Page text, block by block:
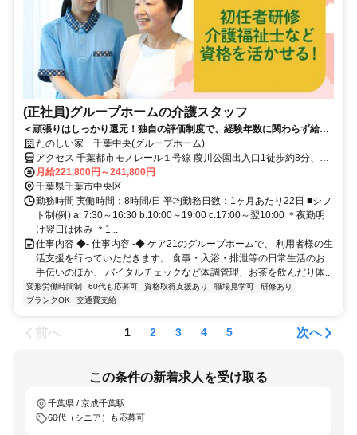
(正社員)グループホームの介護スタッフ
＜頑張りはしっかり還元！独自の評価制度で、経験年数に関わらず給与
UPが可能◎＞賞与年2回＆昇給あり！定年制撤廃で長く安定して働けま
す。少人数制で寄り添うケアができる温かいホームです◎
たのしい家 千葉中央(グループホーム)
アクセス 千葉都市モノレール１号線 葭川公園出入口1徒歩約8分、千
葉都市モノレール１号線 栄町（千葉県）出入口1徒歩約10分、ＪＲ総
武本線 東千葉南口徒歩約10分 各線「千葉」駅から徒歩約17分
月給221,800円～241,800円
千葉県千葉市中央区
勤務時間 実働時間：8時間/日 平均勤務日数：1ヶ月あたり22日 ■シフ
ト制(例) a. 7:30～16:30 b.10:00～19:00 c.17:00～翌10:00 ＊夜勤明
け翌日は休み ＊1...
仕事内容 ◆- 仕事内容 -◆ ケア21のグループホームで、 利用者様の生
活支援を行っていただきます。 食事・入浴・排泄等の日常生活のお
手伝いのほか、 バイタルチェックなど体調管理、お茶を飲んだり体...
変形労働時間制 60代も応募可 資格取得支援あり 職場見学可
研修あり
ブランクOK
交通費支給
前へ 1 2 3 4 5 次へ
この条件の新着求人を受け取る
千葉県 / 京成千葉駅
60代（シニア）も応募可